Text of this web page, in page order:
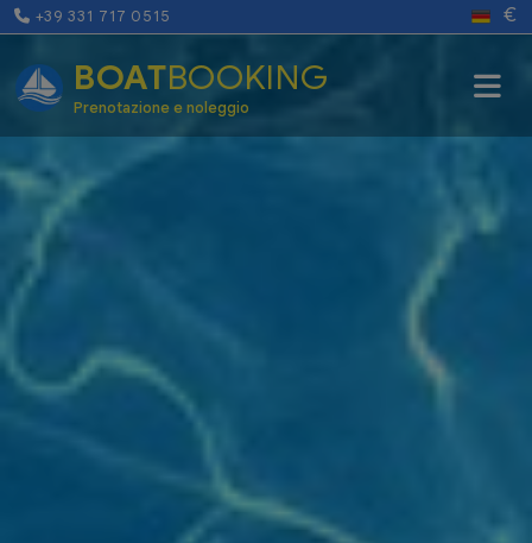
+39 331 717 0515 €
BOATBOOKING
Prenotazione e noleggio